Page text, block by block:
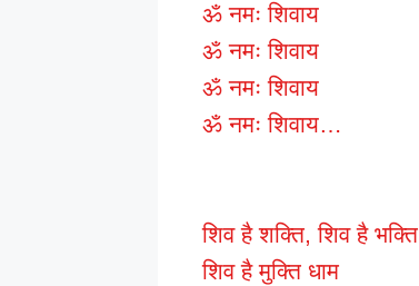
ॐ नमः शिवाय
ॐ नमः शिवाय
ॐ नमः शिवाय
ॐ नमः शिवाय…
शिव है शक्ति, शिव है भक्ति
शिव है मुक्ति धाम